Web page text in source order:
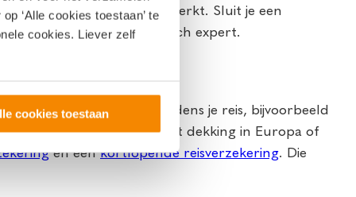
‘Alle cookies toestaan’ te
cookies. Liever zelf
cookies toestaan
alles juridisch gezien werkt. Sluit je een
op de hulp van een juridisch expert.
onverwachte kosten tijdens je reis, bijvoorbeeld
een reisverzekering met dekking in Europa of
en eenkortlopende reisverzekering. Die